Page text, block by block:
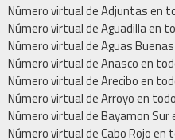
Número virtual de Adjuntas en
Número virtual de Aguadilla en
Número virtual de Aguas
Número virtual de Anasco en
Número virtual de Arecibo en
Número virtual de Arroyo en
Número virtual de Bayamon Sur
Número virtual de Cabo Rojo en